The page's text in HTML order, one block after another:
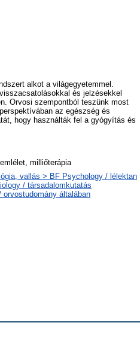
alkot a világegyetemmel.
és jelzésekkel
Orvosi szempontból teszünk most
az egészség és
hogy használták fel a gyógyítás és
milliőterápia
vallás > BF Psychology / lélektan
/ társadalomkutatás
általában